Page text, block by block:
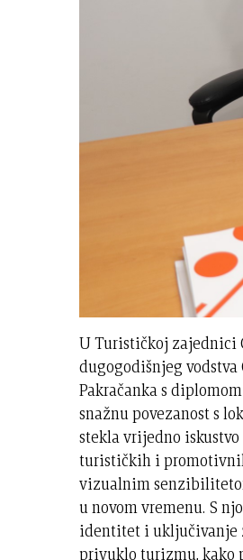
U Turističkoj zajednici
dugogodišnjeg
Pakračanka s
snažnu povezanost s
stekla vrijedno
turističkih i
vizualnim
u novom vremenu. S
identitet i uključivanje
privuklo turizmu, kako